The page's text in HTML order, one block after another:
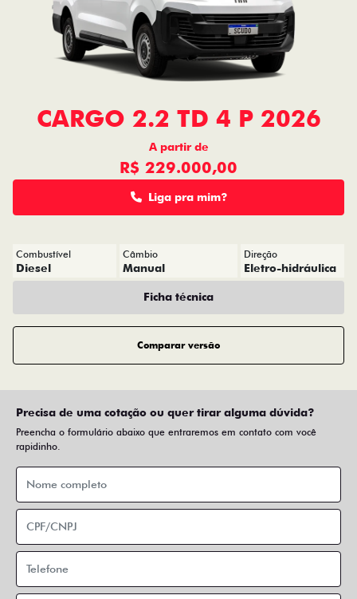
CARGO 2.2 TD 4 P 2026
A partir de
R$ 229.000,00
Liga pra mim?
Combustível
Diesel
Câmbio
Manual
Direção
Eletro-hidráulica
Ficha técnica
Comparar versão
Precisa de uma cotação ou quer tirar alguma dúvida?
Preencha o formulário abaixo que entraremos em contato com você
rapidinho.